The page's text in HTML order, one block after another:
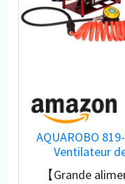
AQUAROBO
Ventilateur
plongée,
【Grande